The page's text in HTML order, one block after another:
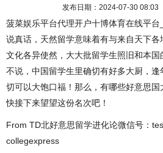
发布日期：2024-07-30 08:03
菠菜娱乐平台代理开户十博体育在线平台_
说真话，天然留学意味着有与来自天下
文化各异使然，大大批留学生照旧和本
不说，中国留学生里确切有好多大厨，
切可以大饱口福！那么，有哪些好意思国
快接下来望望这份名次吧！
From TD北好意思留学进化论微信号：
collegexpress